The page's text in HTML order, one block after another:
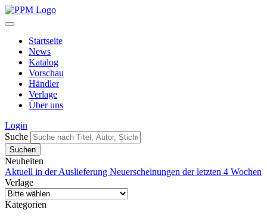
Startseite
News
Katalog
Vorschau
Händler
Verlage
Über uns
Login
Suche
Neuheiten
Aktuell in der Auslieferung Neuerscheinungen der letzten 4 Wochen
Verlage
Kategorien